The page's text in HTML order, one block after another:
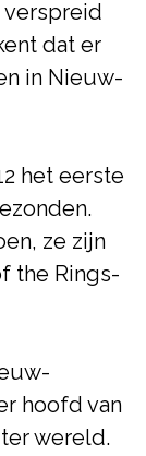
dat er
in Nieuw-
het eerste
ze zijn
the Rings-
hoofd van
wereld.